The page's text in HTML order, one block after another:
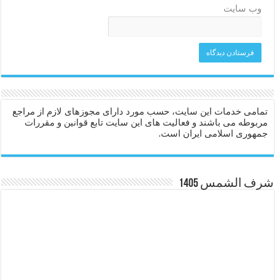
وب‌ سایت
تمامی خدمات این سایت، حسب مورد دارای مجوزهای لازم از مراجع
مربوطه می باشند و فعالیت های این سایت تابع قوانین و مقررات
جمهوری اسلامی ایران است.
شرف الشمس 1405